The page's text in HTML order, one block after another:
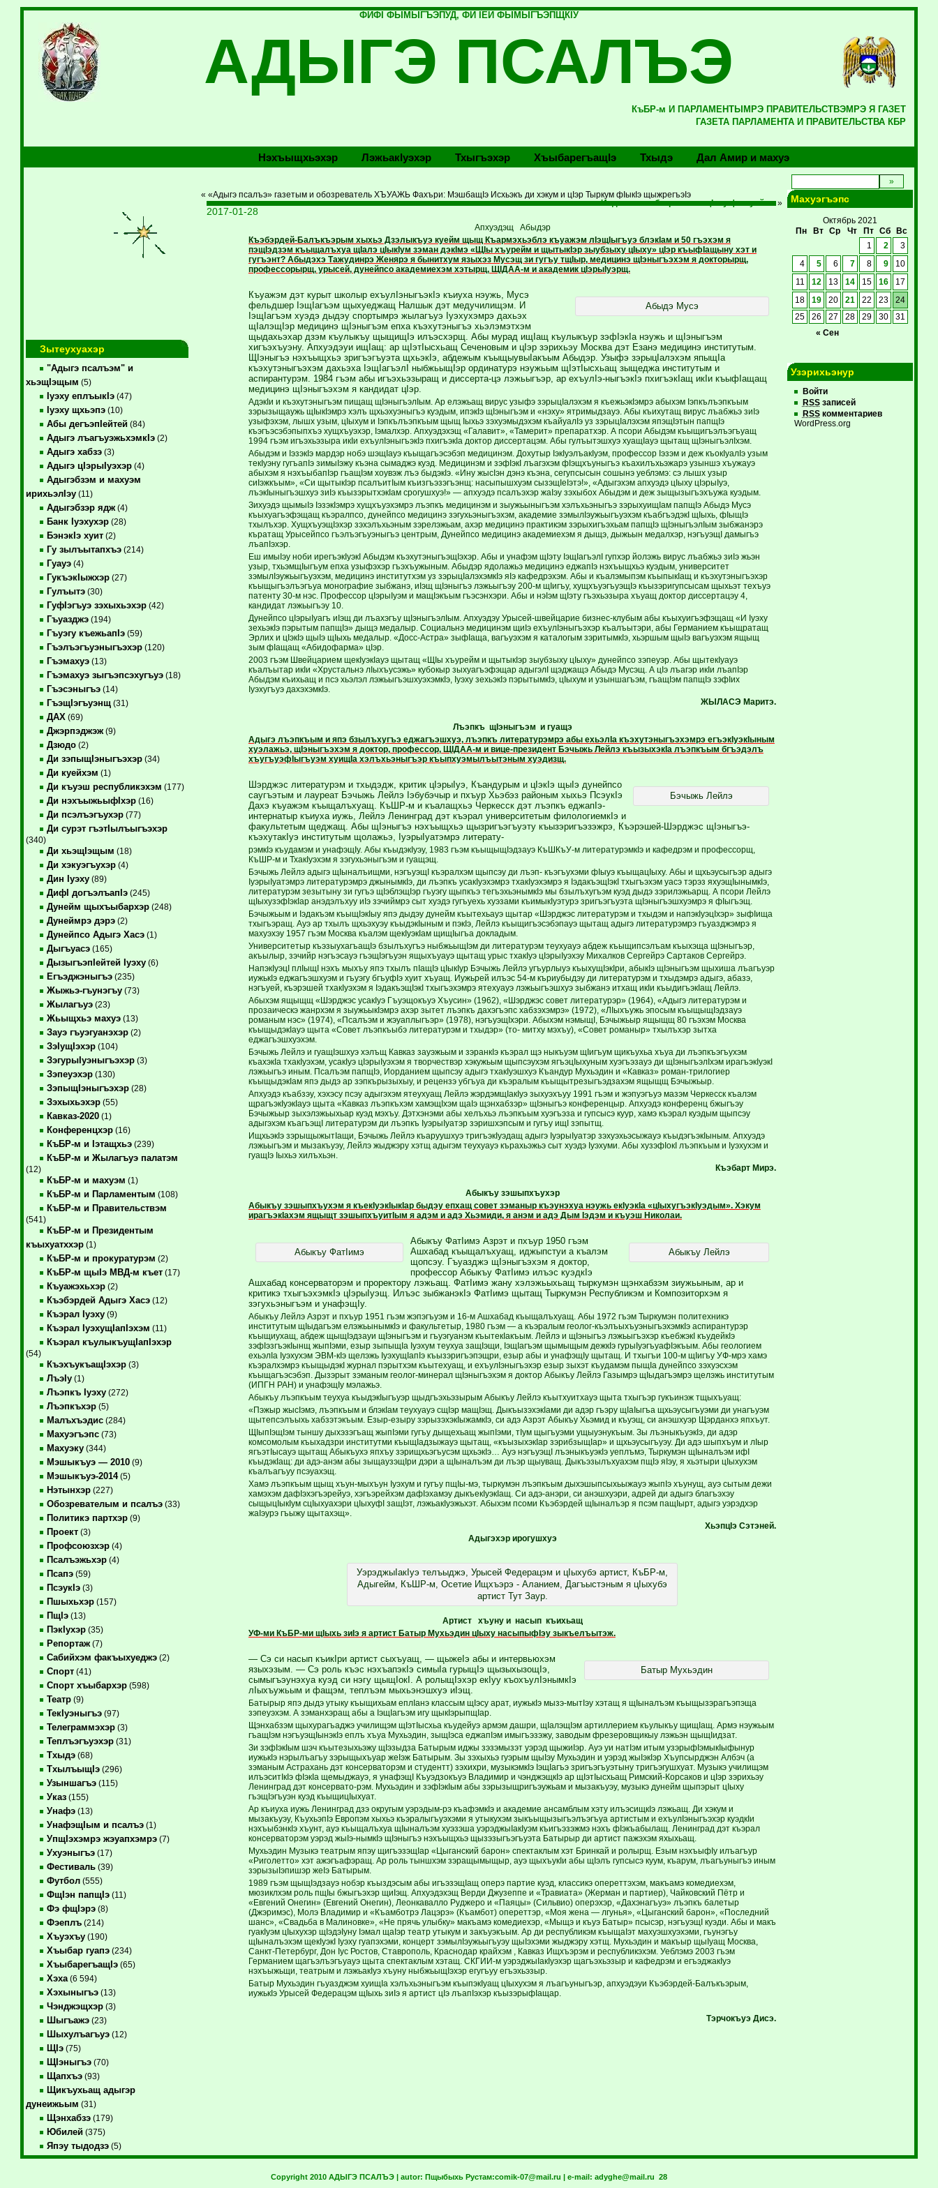
ФИФI ФЫМЫГЪЭПУД, ФИ IЕЙ ФЫМЫГЪЭПЩКIУ
АДЫГЭ ПСАЛЪЭ
КъБР-м И ПАРЛАМЕНТЫМРЭ ПРАВИТЕЛЬСТВЭМРЭ Я ГАЗЕТ
ГАЗЕТА ПАРЛАМЕНТА И ПРАВИТЕЛЬСТВА КБР
Нэхъыщхьэхэр Лэжьакlуэхэр Тхыгъэхэр Хъыбарегъащlэ Тхыдэ Дал Амир и махуэ
Зытеухуахэр
"Адыгэ псалъэм" и
хьэщIэщым (5)
Iуэху еплъыкIэ(47)
Iуэху щхьэпэ(10)
Абы дегъэпIейтей(84)
Адыгэ лъагъуэжьхэмкIэ(2)
Адыгэ хабзэ(3)
Адыгэ цIэрыIуэхэр(4)
Адыгэбзэм и махуэм
ирихьэлIэу(11)
Адыгэбзэр ядж(4)
Банк Iуэхухэр(28)
БэнэкIэ хуит(2)
Гу зылъытапхъэ(214)
Гуауэ(4)
ГукъэкIыжхэр(27)
Гулъытэ(30)
ГуфIэгъуэ зэхыхьэхэр(42)
Гъуазджэ(194)
Гъуэгу къежьапIэ(59)
Гъэлъэгъуэныгъэхэр(120)
Гъэмахуэ(13)
Гъэмахуэ зыгъэпсэхугъуэ(18)
Гъэсэныгъэ(14)
ГъэщIэгъуэнщ(31)
ДАХ (69)
Джэрпэджэж(9)
Дзюдо(2)
Ди зэпыщIэныгъэхэр(34)
Ди куейхэм (1)
Ди къуэш республикэхэм (177)
Ди нэхъыжьыфIхэр(16)
Ди псэлъэгъухэр(77)
Ди сурэт гъэтIылъыгъэхэр
(340)
Ди хьэщIэщым (18)
Ди хэкуэгъухэр(4)
Дин Iуэху(89)
ДифI догъэлъапIэ(245)
Дунейм щыхъыбархэр(248)
Дунеймрэ дэрэ(2)
Дунейпсо Адыгэ Хасэ(1)
Дыгъуасэ(165)
ДызыгъэпIейтей Iуэху(6)
Егъэджэныгъэ(235)
Жыжьэ-гъунэгъу(73)
Жылагъуэ(23)
Жьыщхьэ махуэ(13)
Зауэ гъуэгуанэхэр(2)
ЗэIущIэхэр(104)
ЗэгурыIуэныгъэхэр(3)
Зэпеуэхэр(130)
ЗэпыщIэныгъэхэр(28)
Зэхыхьэхэр(55)
Кавказ-2020(1)
Конференцхэр(16)
КъБР-м и Iэтащхьэ(239)
КъБР-м и Жылагъуэ палатэм
(12)
КъБР-м и махуэм (1)
КъБР-м и Парламентым (108)
КъБР-м и Правительствэм
(541)
КъБР-м и Президентым
къыхуатххэр(1)
КъБР-м и прокуратурэм (2)
КъБР-м щыIэ МВД-м къет(17)
Къуажэхьхэр(2)
Къэбэрдей Адыгэ Хасэ(12)
Къэрал Iуэху(9)
Къэрал IуэхущIапIэхэм (11)
Къэрал къулыкъущIапIэхэр
(54)
КъэхъукъащIэхэр(3)
ЛъэIу(1)
Лъэпкъ Iуэху(272)
Лъэпкъхэр(5)
Малъхъэдис(284)
Махуэгъэпс(73)
Махуэку(344)
Мэшыкъуэ — 2010(9)
Мэшыкъуэ-2014(5)
Нэтынхэр(227)
Обозревателым и псалъэ(33)
Политикэ партхэр(9)
Проект(3)
Профсоюзхэр(4)
Псалъэжьхэр(4)
Псапэ(59)
ПсэукIэ(3)
Пшыхьхэр(157)
ПщIэ(13)
ПэкIухэр(35)
Репортаж(7)
Сабийхэм факъыхуеджэ(2)
Спорт(41)
Спорт хъыбархэр(598)
Театр(9)
ТекIуэныгъэ(97)
Телеграммэхэр(3)
Теплъэгъуэхэр(31)
Тхыдэ(68)
ТхылъыщIэ(296)
Узыншагъэ(115)
Указ(155)
Унафэ(13)
УнафэщIым и псалъэ(1)
УпщIэхэмрэ жэуапхэмрэ(7)
Ухуэныгъэ(17)
Фестиваль(39)
Футбол(555)
ФщIэн папщIэ(11)
Фэ фщIэрэ(8)
Фэеплъ(214)
Хъуэхъу(190)
Хъыбар гуапэ(234)
ХъыбарегъащIэ(65)
Хэха(6 594)
Хэхыныгъэ(13)
Чэнджэщхэр(3)
Шыгъажэ(23)
Шыхулъагъуэ(12)
ЩIэ(75)
ЩIэныгъэ(70)
Щапхъэ(93)
Щикъухьащ адыгэр
дунеижьым (31)
Щэнхабзэ(179)
Юбилей(375)
Япэу тыдодзэ(5)
« «Адыгэ псалъэ» газетым и обозреватель ХЪУАЖЬ Фахъри: МэшбащІэ Исхьэкъ ди хэкум и цIэр Тыркум фIыкIэ щыжрегъэIэ
Инджылызыбзэр зэвгъэщIэну фыхуеймэ»
2017-01-28
Апхуэдэщ Абыдэр
Къэбэрдей-Балъкъэрым хыхьэ Дзэлыкъуэ куейм щыщ Къармэхьэблэ къуажэм лIэщIыгъуэ блэкIам и 50 гъэхэм я
пэщIэдзэм къыщалъхуа щIалэ цIыкIум зэман дэкIмэ «ЩIы хъурейм и щытыкIэр зыубзыху цIыху» цIэр къыфIащыну хэт и
гугъэнт? Абыдэхэ Тажудинрэ Женярэ я бынитхум языхэз Мусэщ зи гугъу тщIыр, медицинэ щIэныгъэхэм я докторырщ,
профессорырщ, урысей, дунейпсо академиехэм хэтырщ, ЩIДАА-м и академик цIэрыIуэрщ.
Абыдэ Мусэ
Къуажэм дэт курыт школыр ехъулIэныгъэкIэ къиуха нэужь, Мусэ
фельдшер IэщIагъэм щыхуеджащ Налшык дэт медучилищэм. И
IэщIагъэм хуэдэ дыдэу спортымрэ жылагъуэ Iуэхухэмрэ дахьэх
щIалэщIэр медицинэ щIэныгъэм епха къэхутэныгъэ хьэлэмэтхэм
щыдахьэхар дзэм къулыкъу щыщищIэ илъэсхэрщ. Абы мурад ищIащ къулыкъур зэфIэкIа нэужь и щIэныгъэм
хигъэхъуэну. Апхуэдэуи ищIащ: ар щIэтIысхьащ Сеченовым и цIэр зэрихьэу Москва дэт Езанэ медицинэ институтым.
ЩIэныгъэ нэхъыщхьэ зригъэгъуэта щхьэкIэ, абдежым къыщыувыIакъым Абыдэр. Узыфэ зэрыцIалэхэм япыщIа
къэхутэныгъэхэм дахьэха IэщIагъэлI ныбжьыщIэр ординатурэ нэужьым щIэтIысхьащ зыщеджа институтым и
аспирантурэм. 1984 гъэм абы игъэхьэзыращ и диссерта-цэ лэжьыгъэр, ар ехъулIэ-ныгъэкIэ пхигъэкIащ икIи къыфIащащ
медицинэ щIэныгъэхэм я кандидат цIэр.
АдэкIи и къэхутэныгъэм пищащ щIэныгъэлIым. Ар елэжьащ вирус узыфэ зэрыцIалэхэм я къежьэкIэмрэ абыхэм Iэпкълъэпкъым
зэрызыщаужь щIыкIэмрэ хэлъ щхьэхуэныгъэ куэдым, ипэкIэ щIэныгъэм и «нэху» ятримыдзауэ. Абы къихутащ вирус лъабжьэ зиIэ
узыфэхэм, лышх узым, цIыхум и Iэпкълъэпкъым щыщ Iыхьэ зэхуэмыдэхэм къайуалIэ уз зэрыцIалэхэм япэщIэтын папщIэ
къэгъэсэбэпыпхъэ хущхъуэхэр, Iэмалхэр. Апхуэдэхэщ «Галавит», «Тамерит» препаратхэр. А псори Абыдэм къыщигъэлъэгъуащ
1994 гъэм игъэхьэзыра икIи ехъулIэныгъэкIэ пхигъэкIа доктор диссертацэм. Абы гулъытэшхуэ хуащIауэ щытащ щIэныгъэлIхэм.
Абыдэм и IэзэкIэ мардэр нобэ шэщIауэ къыщагъэсэбэп медицинэм. Дохутыр IэкIуэлъакIуэм, профессор Iэзэм и деж къокIуалIэ узым
текIуэну гугъапIэ зимыIэжу къэна сымаджэ куэд. Медицинэм и зэфIэкI лъагэхэм фIэщхъуныгъэ къахилъхьэжарэ узыншэ хъужауэ
абыхэм я нэхъыбапIэр гъащIэм хоувэж лъэ быдэкIэ. «Ину жысIэн дэнэ къэна, сегупсысын сошынэ уеблэмэ: сэ лышх узыр
сиIэжкъым», «Си щытыкIэр псалъитIым къизгъэзэгъэнщ: насыпышхуэм сызэщIеIэтэ!», «Адыгэхэм апхуэдэ цIыху цIэрыIуэ,
лъэкIыныгъэшхуэ зиIэ къызэрытхэкIам срогушхуэ!» — апхуэдэ псалъэхэр жаIэу зэхыбох Абыдэм и деж зыщызыгъэхъужа куэдым.
Зихуэдэ щымыIэ IэзэкIэмрэ хущхъуэхэмрэ лъэпкъ медицинэм и зыужьыныгъэм хэлъхьэныгъэ зэрыхуищIам папщIэ Абыдэ Мусэ
къыхуагъэфэщащ къэралпсо, дунейпсо медицинэ зэгухьэныгъэхэм, академие зэмылIэужьыгъуэхэм къабгъэдэкI щIыхь, фIыщIэ
тхылъхэр. ХущхъуэщIэхэр зэхэлъхьэным зэрелэжьам, ахэр медицинэ практикэм зэрыхигъэхьам папщIэ щIэныгъэлIым зыбжанэрэ
къратащ Урысейпсо гъэлъэгъуэныгъэ центрым, Дунейпсо медицинэ академиехэм я дыщэ, дыжьын медалхэр, нэгъуэщI дамыгъэ
лъапIэхэр.
Еш имыIэу ноби ирегъэкIуэкI Абыдэм къэхутэныгъэщIэхэр. Абы и унафэм щIэту IэщIагъэлI гупхэр йолэжь вирус лъабжьэ зиIэ жьэн
узыр, тхьэмщIыгъум епха узыфэхэр гъэхъужыным. Абыдэр ядолажьэ медицинэ еджапIэ нэхъыщхьэ куэдым, университет
зэмылIэужьыгъуэхэм, медицинэ институтхэм уз зэрыцIалэхэмкIэ яIэ кафедрэхэм. Абы и къалэмыпэм къыпыкIащ и къэхутэныгъэхэр
къыщыгъэлъэгъуа монографие зыбжанэ, иIэщ щIэныгъэ лэжьыгъэу 200-м щIигъу, хущхъуэгъуэщIэ къызэригупсысам щыхьэт техъуэ
патенту 30-м нэс. Профессор цIэрыIуэм и мащIэкъым гъэсэнхэри. Абы и нэIэм щIэту гъэхьэзыра хъуащ доктор диссертацэу 4,
кандидат лэжьыгъэу 10.
Дунейпсо цIэрыIуагъ иIэщ ди лъахэгъу щIэныгъэлIым. Апхуэдэу Урысей-швейцарие бизнес-клубым абы къыхуигъэфэщащ «И Iуэху
зехьэкIэ пэрытым папщIэ» дыщэ медалыр. Социальнэ медицинэм щиIэ ехъулIэныгъэхэр къалъытэри, абы Германием къыщратащ
Эрлих и цIэкIэ щыIэ щIыхь медалыр. «Досс-Астра» зыфIаща, вагъуэхэм я каталогым зэритымкIэ, хьэршым щыIэ вагъуэхэм ящыщ
зым фIащащ «Абидофарма» цIэр.
2003 гъэм Швейцарием щекIуэкIауэ щытащ «ЩIы хъурейм и щытыкIэр зыубзыху цIыху» дунейпсо зэпеуэр. Абы щытекIуауэ
къалъытар икIи «Хрустальнэ лIыхъусэжь» кубокыр зыхуагъэфэщар адыгэлI щэджащэ Абыдэ Мусэщ. А цIэ лъагэр икIи лъапIэр
Абыдэм къихьащ и псэ хьэлэл лэжьыгъэшхуэхэмкIэ, Iуэху зехьэкIэ пэрытымкIэ, цIыхум и узыншагъэм, гъащIэм папщIэ зэфIих
Iуэхугъуэ дахэхэмкIэ.
ЖЫЛАСЭ Маритэ.
Лъэпкъ щIэныгъэм и гуащэ
Адыгэ лъэпкъым и япэ бзылъхугъэ еджагъэшхуэ, лъэпкъ литературэмрэ абы ехьэлIа къэхутэныгъэхэмрэ егъэкIуэкIыным
хуэлажьэ, щIэныгъэхэм я доктор, профессор, ЩIДАА-м и вице-президент Бэчыжь Лейлэ къызыхэкIа лъэпкъым бгъэдэлъ
хъугъуэфIыгъуэм хуищIа хэлъхьэныгъэр къыпхуэмылъытэным хуэдизщ.
Бэчыжь Лейлэ
Шэрджэс литературэм и тхыдэдж, критик цIэрыIуэ, Къандурым и цIэкIэ щыIэ дунейпсо
саугъэтым и лауреат Бэчыжь Лейлэ Iэбубэчыр и пхъур Хьэбэз районым хыхьэ ПсэукIэ
Дахэ къуажэм къыщалъхуащ. КъШР-м и къалащхьэ Черкесск дэт лъэпкъ еджапIэ-
интернатыр къиуха иужь, Лейлэ Ленинград дэт къэрал университетым филологиемкIэ и
факультетым щеджащ. Абы щIэныгъэ нэхъыщхьэ щызригъэгъуэту къызэригъэзэжрэ, Къэрэшей-Шэрджэс щIэныгъэ-
къэхутакIуэ институтым щолажьэ, IуэрыIуатэмрэ литерату-
рэмкIэ къудамэм и унафэщIу. Абы къыдэкIуэу, 1983 гъэм къыщыщIэдзауэ КъШКъУ-м литературэмкIэ и кафедрэм и профессорщ,
КъШР-м и ТхакIуэхэм я зэгухьэныгъэм и гуащэщ.
Бэчыжь Лейлэ адыгэ щIыналъищми, нэгъуэщI къэралхэм щыпсэу ди лъэп- къэгъухэми фIыуэ къыщацIыху. Абы и щхьэусыгъэр адыгэ
IуэрыIуатэмрэ литературэмрэ джынымкIэ, ди лъэпкъ усакIуэхэмрэ тхакIуэхэмрэ я IэдакъэщIэкI тхыгъэхэм уасэ тэрэз яхуэщIынымкIэ,
литературэм зезытыну зи гугъэ щIэблэщIэр гъуэгу щыпкъэ тегъэхьэнымкIэ мы бзылъхугъэм куэд дыдэ зэрилэжьарщ. А псори Лейлэ
щIыхузэфIэкIар анэдэлъхуу иIэ зэчиймрэ сыт хуэдэ гугъуехь хуэзами къимыкIуэтурэ зригъэгъуэта щIэныгъэшхуэмрэ я фIыгъэщ.
Бэчыжьым и Iэдакъэм къыщIэкIыу япэ дыдэу дунейм къытехьауэ щытар «Шэрджэс литературэм и тхыдэм и напэкIуэцIхэр» зыфIища
тхыгъэращ. Ауэ ар тхылъ щхьэхуэу къыдэкIыным и пэкIэ, Лейлэ къыщигъэсэбэпауэ щытащ адыгэ литературэмрэ гъуазджэмрэ я
махуэхэу 1957 гъэм Москва къалэм щекIуэкIам щищIыгъа докладым.
Университетыр къэзыухагъащIэ бзылъхугъэ ныбжьыщIэм ди литературэм теухуауэ абдеж къыщипсэлъам къыхэща щIэныгъэр,
акъылыр, зэчийр нэгъэсауэ гъэщIэгъуэн ящыхъуауэ щытащ урыс тхакIуэ цIэрыIуэхэу Михалков Сергейрэ Сартаков Сергейрэ.
НапэкIуэцI плIыщI нэхъ мыхъу япэ тхылъ пIащIэ цIыкIур Бэчыжь Лейлэ угъурлыуэ къыхущIэкIри, абыкIэ щIэныгъэм щыхиша лъагъуэр
иужькIэ еджагъэшхуэм и гъуэгу бгъуфIэ хуит хъуащ. Иужьрей илъэс 54-м къриубыдэу ди литературэм и тхыдэмрэ адыгэ, абазэ,
нэгъуей, къэрэшей тхакIуэхэм я IэдакъэщIэкI тхыгъэхэмрэ ятехуауэ лэжьыгъэшхуэ зыбжанэ итхащ икIи къыдигъэкIащ Лейлэ.
Абыхэм ящыщщ «Шэрджэс усакIуэ Гъуэщокъуэ Хъусин» (1962), «Шэрджэс совет литературэр» (1964), «Адыгэ литературэм и
прозаическэ жанрхэм я зыужьыкIэмрэ ахэр зытет лъэпкъ дахэгъэпс хабзэхэмрэ» (1972), «ЛIыхъужь эпосым къыщыщIэдзауэ
романым нэс» (1974), «Псалъэм и жэуаплыгъэр» (1978), нэгъуэщIхэри. Абыхэм нэмыщI, Бэчыжьыр ящыщщ 80 гъэхэм Москва
къыщыдэкIауэ щыта «Совет лъэпкъыбэ литературэм и тхыдэр» (то- митху мэхъу), «Совет романыр» тхылъхэр зытха
еджагъэшхуэхэм.
Бэчыжь Лейлэ и гуащIэшхуэ хэлъщ Кавказ зауэжьым и зэранкIэ къэрал щэ ныкъуэм щIигъум щикъухьа хъуа ди лъэпкъэгъухэм
къахэкIа тхакIуэхэм, усакIуэ цIэрыIуэхэм я творчествэр хэкужьым щыпсэухэм ягъэцIыхуным хуэгъэзауэ ди щIэныгъэлIхэм ирагъэкIуэкI
лэжьыгъэ иным. Псалъэм папщIэ, Иорданием щыпсэу адыгэ тхакIуэшхуэ Къандур Мухьэдин и «Кавказ» роман-трилогиер
къыщыдэкIам япэ дыдэ ар зэпкърызыхыу, и рецензэ убгъуа ди къэралым къыщытрезыгъэдзахэм ящыщщ Бэчыжьыр.
Апхуэдэ къабзэу, хэхэсу псэу адыгэхэм ятеухуащ Лейлэ жэрдэмщIакIуэ зыхуэхъуу 1991 гъэм и жэпуэгъуэ мазэм Черкесск къалэм
щрагъэкIуэкIауэ щыта «Кавказ лъэпкъхэм хамэщIхэм щаIэ щэнхабзэр» щIэныгъэ конференцыр. Апхуэдэ конференц бжыгъэу
Бэчыжьыр зыхэлэжьыхьар куэд мэхъу. Дэтхэнэми абы хелъхьэ лъэпкъым хуэгъэза и гупсысэ куур, хамэ къэрал куэдым щыпсэу
адыгэхэм къагъэщI литературэм ди лъэпкъ IуэрыIуатэр зэришхэпсым и гугъу ищI зэпытщ.
ИщхьэкIэ зэрыщыжытIащи, Бэчыжь Лейлэ къаруушхуэ тригъэкIуэдащ адыгэ IуэрыIуатэр зэхуэхьэсыжауэ къыдэгъэкIыным. Апхуэдэ
лэжьыгъэм и мызакъуэу, Лейлэ жыджэру хэтщ адыгэм теухуауэ кърахьэжьэ сыт хуэдэ Iуэхуми. Абы хузэфIокI лъэпкъым и Iуэхухэм и
гуащIэ Iыхьэ хилъхьэн.
Къэбарт Мирэ.
Абыкъу зэшыпхъухэр
Абыкъу зэшыпхъухэм я къекIуэкIыкIар быдэу епхащ совет зэманыр къэунэхуа нэужь екIуэкIа «цIыхугъэкIуэдым». Хэкум
ирагъэкIахэм ящыщт зэшыпхъуитIым я адэм и адэ Хьэмиди, я анэм и адэ Дым Iэдэм и къуэш Николаи.
Абыкъу ФатIимэ Абыкъу Лейлэ
Абыкъу ФатIимэ Азрэт и пхъур 1950 гъэм
Ашхабад къыщалъхуащ, иджыпстуи а къалэм
щопсэу. Гъуазджэ щIэныгъэхэм я доктор,
профессор Абыкъу ФатIимэ илъэс куэдкIэ
Ашхабад консерваторэм и проректору лэжьащ. ФатIимэ жану хэлэжьыхьащ тыркумэн щэнхабзэм зиужьыным, ар и
критикэ тхыгъэхэмкIэ цIэрыIуэщ. Илъэс зыбжанэкIэ ФатIимэ щытащ Тыркумэн Республикэм и Композиторхэм я
зэгухьэныгъэм и унафэщIу.
Абыкъу Лейлэ Азрэт и пхъур 1951 гъэм жэпэгъуэм и 16-м Ашхабад къыщалъхуащ. Абы 1972 гъэм Тыркумэн политехникэ
институтым щIыдагъэм елэжьынымкIэ и факультетыр, 1980 гъэм — а къэралым геолог-къэлъыхъуэныгъэхэмкIэ аспирантурэр
къыщиухащ, абдеж щыщIэдзауи щIэныгъэм и гъуэгуанэм къытекIакъым. Лейлэ и щIэныгъэ лэжьыгъэхэр къебжэкI къудейкIэ
зэфIэзгъэкIынщ жыпIэми, езыр зыпыщIа Iуэхум теухуа защIэщи, IэщIагъэм щымыщым дежкIэ гурыIуэгъуафIэкъым. Абы геологием
ехьэлIа Iуэхухэм ЭВМ-кIэ щелэжь IуэхущIапIэ къызэригъэпэщри, езыр абы и унафэщIу щытащ. И тхыгъи 100-м щIигъу УФ-мрэ хамэ
къэралхэмрэ къыщыдэкI журнал пэрытхэм къытехуащ, и ехъулIэныгъэхэр езыр зыхэт къудамэм пыщIа дунейпсо зэхуэсхэм
къыщагъэсэбэп. Дызэрыт зэманым геолог-минерал щIэныгъэхэм я доктор Абыкъу Лейлэ Газымрэ щIыдагъэмрэ щелэжь институтым
(ИПГН РАН) и унафэщIу мэлажьэ.
Абыкъу лъэпкъым теухуа къыдэкIыгъуэр щыдгъэхьэзырым Абыкъу Лейлэ къытхуитхауэ щыта тхыгъэр гукъинэж тщыхъуащ:
«Пэжыр жысIэмэ, лъэпкъым и блэкIам теухуауэ сщIэр мащIэщ. ДыкъызэхэкIами ди адэр гъэру щIаIыгъа щхьэусыгъуэми ди унагъуэм
щытепсэлъыхь хабзэтэкъым. Езыр-езыру зэрызэхэкIыжамкIэ, си адэ Азрэт Абыкъу Хьэмид и къуэщ, си анэшхуэр Щэрданхэ япхъут.
ЩIыпIэщIэм тыншу дыхэзэгъащ жыпIэми гугъу дыщехьащ жыпIэми, тIум щыгъуэми ущыуэнукъым. Зы лъэныкъуэкIэ, ди адэр
комсомолым къыхадзри институтми къыщIадзыжауэ щытащ, «къызыхэкIар зэрибзыщIар» и щхьэусыгъуэу. Ди адэ шыпхъум и лIыр
ягъэтIысауэ щытащ Абыкъухэ япхъу зэрищхьэгъусэм щхьэкIэ… Ауэ нэгъуэщI лъэныкъуэкIэ уеплъмэ, Тыркумэн щIыналъэм ифI
къыдэкIащ: ди адэ-анэм абы зыщаузэщIри дэри а щIыналъэм ди лъэр щыуващ. Дыкъэзылъхуахэм пщIэ яIэу, я хьэтыри цIыхухэм
къалъагъуу псэуахэщ.
Хамэ лъэпкъым щыщ хъун-мыхъун Iуэхум и гугъу пщIы-мэ, тыркумэн лъэпкъым дыхэшыпсыхьыжауэ жыпIэ хъунущ, ауэ сытым дежи
хамэхэм дафIэхэгъэрейуэ, хэгъэрейхэм дафIэхамэу дыкъекIуэкIащ. Си адэ-анэри, си анэшхуэри, адрей ди адыгэ благъэхэу
сыщыцIыкIум сцIыхуахэри цIыхуфI защIэт, лэжьакIуэжьхэт. Абыхэм псоми Къэбэрдей щIыналъэр я псэм пащIырт, адыгэ уэрэдхэр
жаIэурэ гъыжу щытахэщ».
ХьэпцIэ Сэтэней.
Адыгэхэр ирогушхуэ
УэрэджыIакIуэ телъыджэ, Урысей Федерацэм и цIыхубэ артист, КъБР-м,
Адыгейм, КъШР-м, Осетие Ищхъэрэ - Аланием, Дагъыстэным я цIыхубэ
артист Тут Заур.
Артист хъуну и насып къихьащ
УФ-ми КъБР-ми щIыхь зиIэ я артист Батыр Мухьэдин цIыху насыпыфIэу зыкъелъытэж.
Батыр Мухьэдин
— Сэ си насып къикIри артист сыхъуащ, — щыжеIэ абы и интервьюхэм
языхэзым. — Сэ роль къэс нэхъапэкIэ симыIа гурыщIэ щызыхызощIэ,
сымыгъэунэхуа куэд си нэгу щыщIокI. А ролыщIэхэр екIуу къохъулIэнымкIэ
лIыхъужьым и фащэм, теплъэм мыхьэнэшхуэ иIэщ.
Батырыр япэ дыдэ утыку къыщихьам еплIанэ классым щIэсу арат, иужькIэ мызэ-мытIэу хэтащ я щIыналъэм къыщызэрагъэпэща
зэпеуэхэм. А зэманхэращ абы а IэщIагъэм игу щыкIэрыпщIар.
Щэнхабзэм щыхурагъаджэ училищэм щIэтIысхьа къудейуэ армэм дашри, щIалэщIэм артиллерием къулыкъу щищIащ. Армэ нэужьым
гъащIэм нэгъуэщIынэкIэ еплъ хъуа Мухьэдин, зыщIэса еджапIэм имыгъэзэжу, заводым фрезеровщикыу лэжьэн щыщIидзат.
Зи зэфIэкIым шэч къытезыхьэжу щIэзыдза Батырым иджы зэзэмызэт уэрэд щыжиIэр. Ауэ уи натIэм итым узэрыфIэмыкIыфынур
иужькIэ нэрылъагъу зэрыщыхъуар жеIэж Батырым. Зы зэхыхьэ гуэрым щыIэу Мухьэдин и уэрэд жыIэкIэр Хъупсырджэн Албэч (а
зэманым Астрахань дэт консерваторэм и студентт) зэхихри, музыкэмкIэ IэщIагъэ зригъэгъуэтыну тригъэгушхуат. Музыкэ училищэм
илъэситIкIэ фIэкIа щемыджауэ, я унафэщI Къуэдзокъуэ Владимир и чэнджэщкIэ ар щIэтIысхьащ Римский-Корсаков и цIэр зэрихьэу
Ленинград дэт консервато-рэм. Мухьэдин и зэфIэкIым абы зэрызыщригъэужьам и мызакъуэу, музыкэ дунейм щыпэрыт цIыху
гъэщIэгъуэн куэд къыщицIыхуат.
Ар къиуха иужь Ленинград дзэ округым уэрэдым-рэ къафэмкIэ и академие ансамблым хэту илъэсищкIэ лэжьащ. Ди хэкум и
мызакъуэу, КъухьэпIэ Европэм хыхьэ къэралыгъуэхэми я утыкухэм зыкъыщызыгъэлъэгъуа артистым и ехъулIэныгъэхэр куэдкIи
нэхъыбэнкIэ хъунт, ауэ къыщалъхуа щIыналъэм хуэзэша уэрэджыIакIуэм къигъэзэжмэ нэхъ фIэкъабылащ. Ленинград дэт къэрал
консерваторэм уэрэд жыIэ-нымкIэ щIэныгъэ нэхъыщхьэ щызэзыгъэгъуэта Батырыр ди артист пажэхэм яхыхьащ.
Мухьэдин Музыкэ театрым япэу щигъэзэщIар «Цыганский барон» спектаклым хэт Бринкай и ролырщ. Езым нэхъыфIу илъагъур
«Риголетто» хэт ажэгъафэращ. Ар роль тыншхэм зэращымыщыр, ауэ щыхъукIи абы щIэлъ гупсысэ куум, къарум, лъагъуныгъэ иным
зэрызыIэпишэр жеIэ Батырым.
1989 гъэм щыщIэдзауэ нобэр къыздэсым абы игъэзэщIащ оперэ партие куэд, классикэ опереттэхэм, макъамэ комедиехэм,
мюзиклхэм роль пщIы бжыгъэхэр щиIэщ. Апхуэдэхэщ Верди Джузеппе и «Травиата» (Жерман и партиер), Чайковский Пётр и
«Евгений Онегин» (Евгений Онегин), Леонкавалло Руджеро и «Паяцы» (Сильвио) оперэхэр, «Дахэнагъуэ» лъэпкъ балетыр
(Джэримэс), Молэ Владимир и «Къамботрэ Лацэрэ» (Къамбот) опереттэр, «Моя жена — лгунья», «Цыганский барон», «Последний
шанс», «Свадьба в Малиновке», «Не прячь улыбку» макъамэ комедиехэр, «Мыщэ и къуэ Батыр» псысэр, нэгъуэщI куэди. Абы и макъ
гуакIуэм цIыхухэр щIэдэIуну Iэмал щаIэр театр утыкум и закъуэкъым. Ар ди республикэм къыщаIэт махуэшхуэхэми, гъунэгъу
щIыналъэхэм щекIуэкI Iуэху гуапэхэми, концерт зэмылIэужьыгъуэу щыIэхэми жыджэру хэтщ. Мухьэдин и макъыр щыIуащ Москва,
Санкт-Петербург, Дон Iус Ростов, Ставрополь, Краснодар крайхэм , Кавказ Ищхъэрэм и республикэхэм. Уеблэмэ 2003 гъэм
Германием щагъэлъэгъуауэ щыта спектаклым хэтащ. СКГИИ-м уэрэджыIакIуэхэр щагъэхьэзыр и кафедрэм и егъэджакIуэ
нэхъыжьщи, театрым и лэжьакIуэ хъуну ныбжьыщIэхэр егугъуу егъэхьэзыр.
Батыр Мухьэдин гъуазджэм хуищIа хэлъхьэныгъэм къыпэкIуащ цIыхухэм я лъагъуныгъэр, апхуэдэуи Къэбэрдей-Балъкъэрым,
иужькIэ Урысей Федерацэм щIыхь зиIэ я артист цIэ лъапIэхэр къызэрыфIащар.
Тэрчокъуэ Дисэ.
Махуэгъэпс
Октябрь 2021
Пн
Вт Ср Чт Пт Сб Вс
« Сен
1 2 3
4 5 6 7 8 9 10
11 12 13 14 15 16 17
18 19 20 21 22 23
24
25
26 27 28 29 30 31
Узэрихьэнур
Войти
RSSзаписей
RSSкомментариев
WordPress.org
Copyright 2010 АДЫГЭ ПСАЛЪЭ | autor: Пщыбыхь Рустам:comik-07@mail.ru | e-mail: adyghe@mail.ru 28